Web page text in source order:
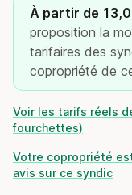
À partir de
proposition la
tarifaires des
copropriété de
Voir les tarifs réels
fourchettes)
Votre copropriété
avis sur ce syndic